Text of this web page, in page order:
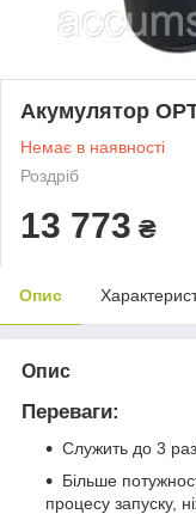
Акумулятор
Немає в наявності
Роздріб
13 773 ₴
Опис
Опис
Переваги:
Служить до 3
Більше
процесу запуску,